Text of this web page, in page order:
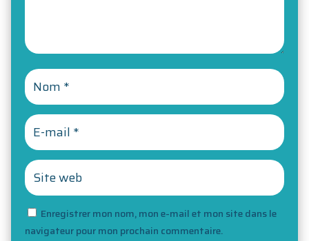
Enregistrer mon nom, mon e-mail et mon site dans le
navigateur pour mon prochain commentaire.